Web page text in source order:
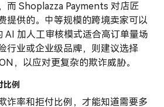
而 Shoplazza Payments 对店匠
提供的。中等规模的跨境卖家可以
AI 加人工审核模式适合高订单量场
行业或企业级品牌，则建议选择
，以应对更复杂的欺诈威胁。
比例
诈率和拒付比例，才能知道需要多